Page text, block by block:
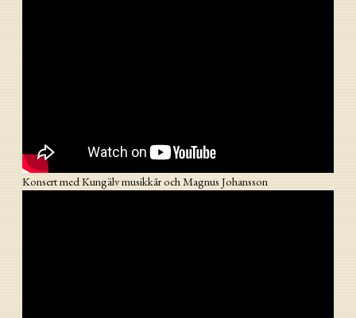
Konsert med Kungälv musikkår och Magnus Johansson